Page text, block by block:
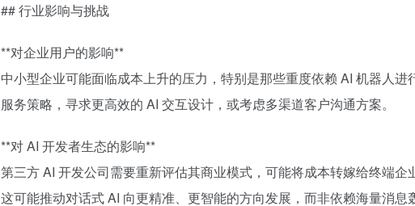
## 行业影响与挑战
**对企业用户的影响**
中小型企业可能面临成本上升的压力，特别是那些重度依赖 AI 机器人
服务策略，寻求更高效的 AI 交互设计，或考虑多渠道客户沟通方案。
**对 AI 开发者生态的影响**
第三方 AI 开发公司需要重新评估其商业模式，可能将成本转嫁给终端
这可能推动对话式 AI 向更精准、更智能的方向发展，而非依赖海量消息